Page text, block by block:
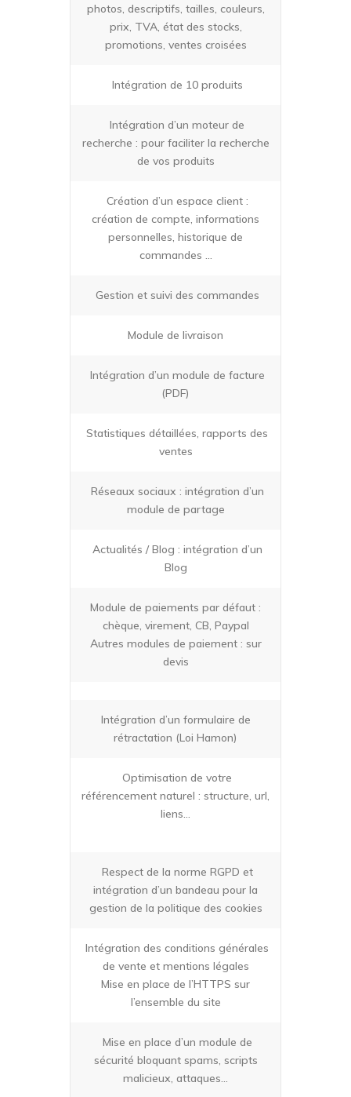
photos, descriptifs, tailles, couleurs,
prix, TVA, état des stocks,
promotions, ventes croisées
Intégration de 10 produits
Intégration d’un moteur de
recherche : pour faciliter la recherche
de vos produits
Création d’un espace client :
création de compte, informations
personnelles, historique de
commandes …
Gestion et suivi des commandes
Module de livraison
Intégration d’un module de facture
(PDF)
Statistiques détaillées, rapports des
ventes
Réseaux sociaux : intégration d’un
module de partage
Actualités / Blog : intégration d’un
Blog
Module de paiements par défaut :
chèque, virement, CB, Paypal
Autres modules de paiement : sur
devis
Intégration d’un formulaire de
rétractation (Loi Hamon)
Optimisation de votre
référencement naturel : structure, url,
liens…
Respect de la norme RGPD et
intégration d’un bandeau pour la
gestion de la politique des cookies
Intégration des conditions générales
de vente et mentions légales
Mise en place de l’HTTPS sur
l’ensemble du site
Mise en place d’un module de
sécurité bloquant spams, scripts
malicieux, attaques…